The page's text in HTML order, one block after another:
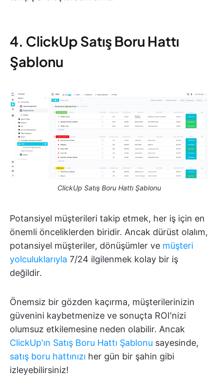
4. ClickUp Satış Boru Hattı
Şablonu
ClickUp Satış Boru Hattı Şablonu
Potansiyel müşterileri takip etmek, her iş için en
önemli önceliklerden biridir. Ancak dürüst olalım,
potansiyel müşteriler, dönüşümler ve müşteri
yolculuklarıyla 7/24 ilgilenmek kolay bir iş
değildir.
Önemsiz bir gözden kaçırma, müşterilerinizin
güvenini kaybetmenize ve sonuçta ROI'nizi
olumsuz etkilemesine neden olabilir. Ancak
ClickUp'ın Satış Boru Hattı Şablonu sayesinde,
satış boru hattınızı her gün bir şahin gibi
izleyebilirsiniz!